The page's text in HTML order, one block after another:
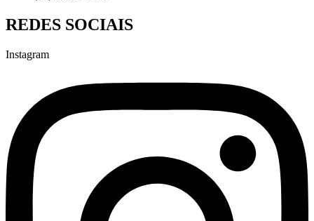
REDES SOCIAIS
Instagram